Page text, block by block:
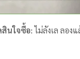
นใจซื้อ:ไม่ลังเล ลอง